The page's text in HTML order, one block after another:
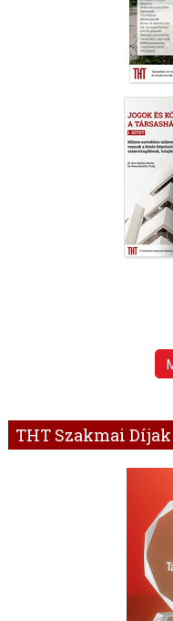
THT Szakmai Díjak